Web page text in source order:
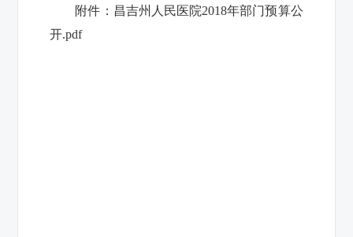
附件： 昌吉州人民医院2018年部门预算公
开.pdf